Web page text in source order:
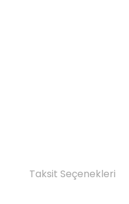
Taksit Seçenekleri